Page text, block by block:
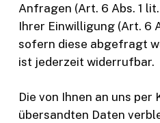
Anfragen (Art. 6 Abs. 1
Ihrer Einwilligung (Art. 6
sofern diese abgefragt
ist jederzeit widerrufbar.
Die von Ihnen an uns
übersandten Daten